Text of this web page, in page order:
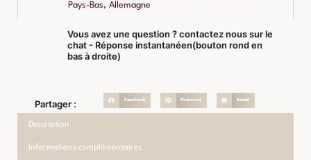
Pays-Bas, Allemagne
Vous avez une question ? contactez nous sur le
chat - Réponse instantanéen(bouton rond en
bas à droite)
Partager : Facebook Pinterest Email
Description
Informations complémentaires